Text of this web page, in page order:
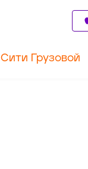
Сити Грузовой